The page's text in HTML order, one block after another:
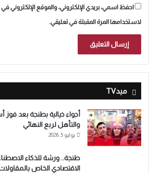
احفظ اسمي، بريدي الإلكتروني، والموقع الإلكتروني
لاستخدامها المرة المقبلة في تعليقي.
ميدTV
أجواء خيالية بطنجة بعد
والتأهل لربع النهائي
يوليو 5, 2026
طنجة.. ورشة للذكاء
الاقتصادي الخاص